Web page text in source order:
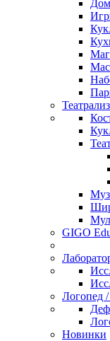
GIGO
Логопед
Новинки